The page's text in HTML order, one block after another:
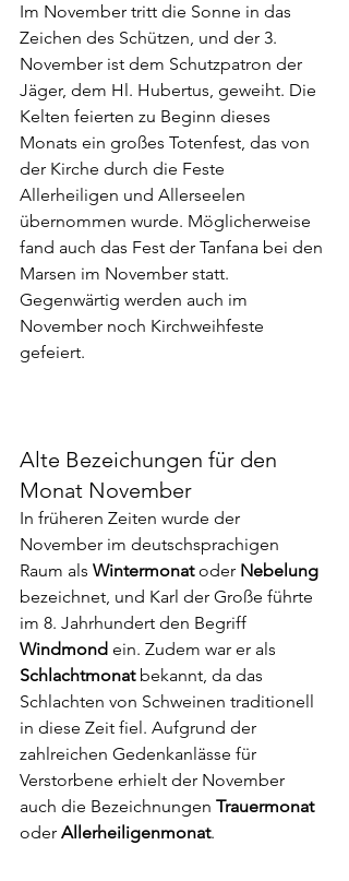
Im November tritt die Sonne in das
Zeichen des Schützen, und der 3.
November ist dem Schutzpatron der
Jäger, dem Hl. Hubertus, geweiht. Die
Kelten feierten zu Beginn dieses
Monats ein großes Totenfest, das von
der Kirche durch die Feste
Allerheiligen und Allerseelen
übernommen wurde. Möglicherweise
fand auch das Fest der Tanfana bei den
Marsen im November statt.
Gegenwärtig werden auch im
November noch Kirchweihfeste
gefeiert.
Alte Bezeichungen für den
Monat November
In früheren Zeiten wurde der
November im deutschsprachigen
Raum als Wintermonat oder Nebelung
bezeichnet, und Karl der Große führte
im 8. Jahrhundert den Begriff
Windmond ein. Zudem war er als
Schlachtmonat bekannt, da das
Schlachten von Schweinen traditionell
in diese Zeit fiel. Aufgrund der
zahlreichen Gedenkanlässe für
Verstorbene erhielt der November
auch die Bezeichnungen Trauermonat
oder Allerheiligenmonat.